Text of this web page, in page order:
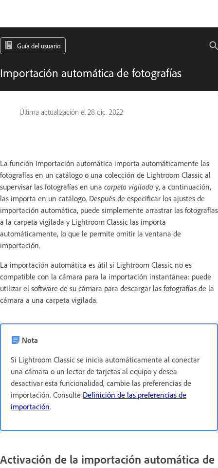
Guía del usuario
Importación automática de fotografías
Última actualización el 28 dic. 2022
La función Importación automática importa automáticamente las
fotografías en un catálogo o una colección de Lightroom Classic al
supervisar las fotografías en una carpeta vigilada y, a continuación,
las importa en un catálogo. Después de especificar los ajustes de
importación automática, puede simplemente arrastrar las fotografías
a la carpeta vigilada y Lightroom Classic las importa
automáticamente, lo que le permite omitir la ventana de
importación.
La importación automática es útil si Lightroom Classic no es
compatible con la cámara para la importación instantánea: puede
utilizar el software de su cámara para descargar las fotografías de la
cámara a una carpeta vigilada.
Nota
Si Lightroom Classic se inicia automáticamente al conectar
una cámara o un lector de tarjetas al equipo y desea
desactivar esta funcionalidad, cambie las preferencias de
importación. Consulte Definición de las preferencias de
importación.
Activación de la importación automática de